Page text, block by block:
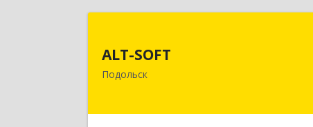
ALT-SOFT
Подольск
Советская ул, дом № 41/5, оф.17
Подробнее